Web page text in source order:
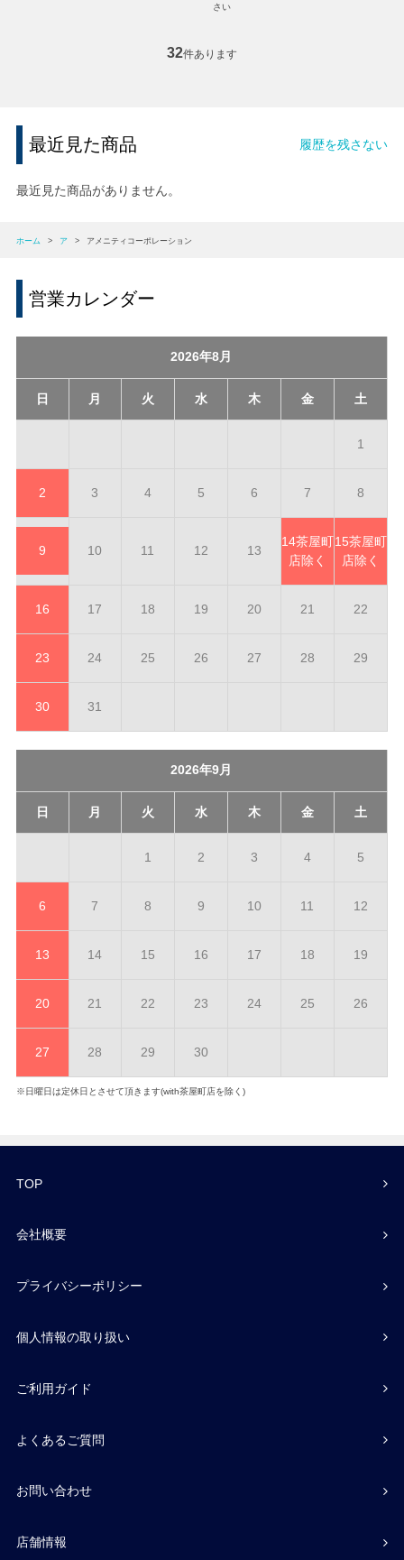
さい
32件あります
最近見た商品 履歴を残さない
最近見た商品がありません。
ホーム > ア > アメニティコーポレーション
営業カレンダー
2026年8月
日 月 火 水 木 金 土
1
2 3 4 5 6 7 8
9 10 11 12 13
14茶屋町
店除く
15茶屋町
店除く
16 17 18 19 20 21 22
23 24 25 26 27 28 29
30 31
2026年9月
日 月 火 水 木 金 土
1 2 3 4 5
6 7 8 9 10 11 12
13 14 15 16 17 18 19
20 21 22 23 24 25 26
27 28 29 30
※日曜日は定休日とさせて頂きます(with茶屋町店を除く)
TOP
会社概要
プライバシーポリシー
個人情報の取り扱い
ご利用ガイド
よくあるご質問
お問い合わせ
店舗情報